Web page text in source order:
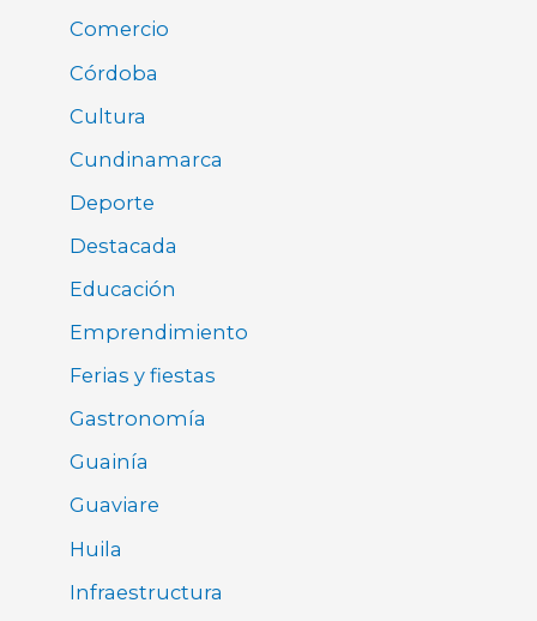
Comercio
Córdoba
Cultura
Cundinamarca
Deporte
Destacada
Educación
Emprendimiento
Ferias y fiestas
Gastronomía
Guainía
Guaviare
Huila
Infraestructura